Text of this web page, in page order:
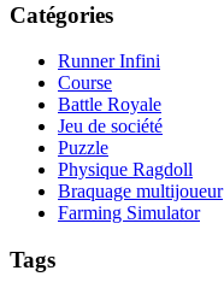
Catégories
Runner Infini
Course
Battle Royale
Jeu de société
Puzzle
Physique Ragdoll
Braquage multijoueur
Farming Simulator
Tags